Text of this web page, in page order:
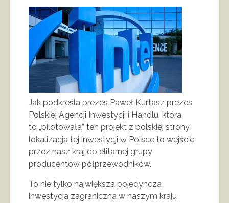
Jak podkreśla prezes Paweł Kurtasz prezes
Polskiej Agencji Inwestycji i Handlu, która
to „pilotowała” ten projekt z polskiej strony,
lokalizacja tej inwestycji w Polsce to wejście
przez nasz kraj do elitarnej grupy
producentów półprzewodników.
To nie tylko największa pojedyncza
inwestycja zagraniczna w naszym kraju